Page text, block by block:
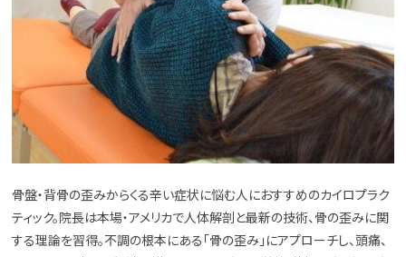
骨盤・背骨の歪みからくる辛い症状に悩む人におすすめのカイロプラク
ティック。院長は本場・アメリカで人体解剖と最新の技術、骨の歪みに関
する理論を習得。不調の根本にある「骨の歪み」にアプローチし、頭痛、